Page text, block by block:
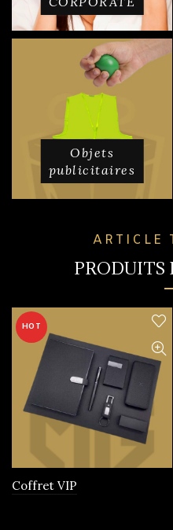
Objets
publicitaires
ARTICLE
PRODUITS
HOT
Coffret VIP